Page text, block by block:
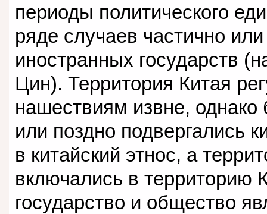
периоды политического
ряде случаев частично
иностранных государств
Цин). Территория Китая
нашествиям извне, однако
или поздно подвергались
в китайский этнос, а
включались в территорию
государство и общество